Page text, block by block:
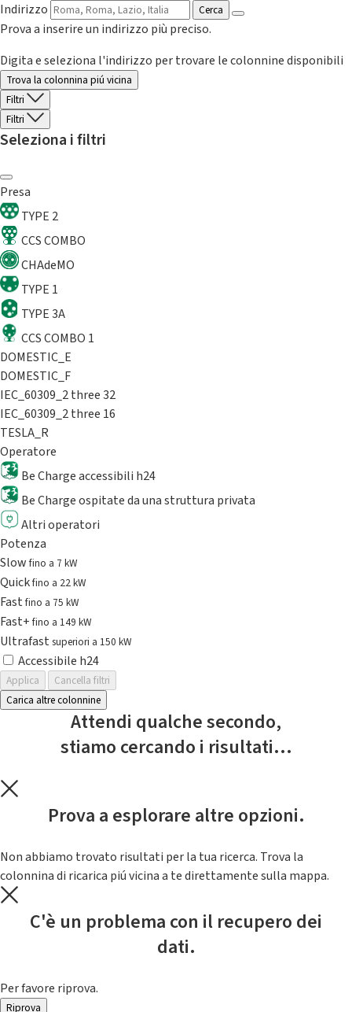
Indirizzo
Cerca
Prova a inserire un indirizzo più preciso.
Digita e seleziona l'indirizzo per trovare le colonnine disponibili
Trova la colonnina piú vicina
Filtri
Filtri
Seleziona i filtri
Presa
TYPE 2
CCS COMBO
CHAdeMO
TYPE 1
TYPE 3A
CCS COMBO 1
DOMESTIC_E
DOMESTIC_F
IEC_60309_2 three 32
IEC_60309_2 three 16
TESLA_R
Operatore
Be Charge accessibili h24
Be Charge ospitate da una struttura privata
Altri operatori
Potenza
Slowfino a 7 kW
Quickfino a 22 kW
Fastfino a 75 kW
Fast+fino a 149 kW
Ultrafast superiori a 150 kW
Accessibile h24
Applica
Cancella filtri
Carica altre colonnine
Attendi qualche secondo,
stiamo cercando i risultati...
Prova a esplorare altre opzioni.
Non abbiamo trovato risultati per la tua ricerca. Trova la
colonnina di ricarica piú vicina a te direttamente sulla mappa.
C'è un problema con il recupero dei
dati.
Per favore riprova.
Riprova